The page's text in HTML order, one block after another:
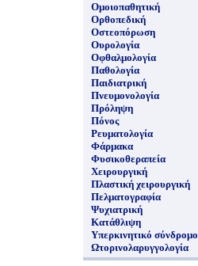
Ομοιοπαθητική
Ορθοπεδική
Οστεοπόρωση
Ουρολογία
Οφθαλμολογία
Παθολογία
Παιδιατρική
Πνευμονολογία
Πρόληψη
Πόνος
Ρευματολογία
Φάρμακα
Φυσικοθεραπεία
Χειρουργική
Πλαστική χειρουργική
Πελματογραφία
Ψυχιατρική
Κατάθλιψη
Υπερκινητικό σύνδρομο
Ωτορινολαρυγγολογία